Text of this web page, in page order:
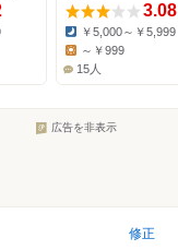
3.08
Dinner:
￥5,000～￥5,999
Lunch:
～￥999
15人
広告を非表示
修正